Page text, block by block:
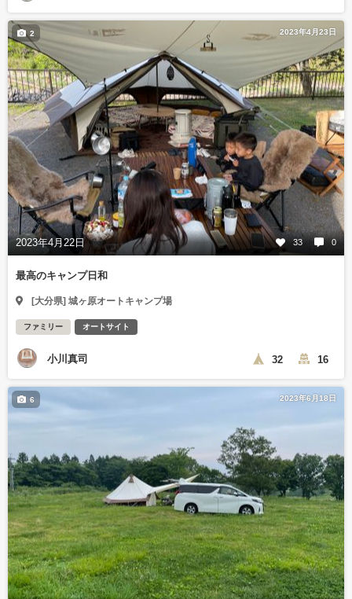
2023年4月23日
2023年4月22日 33 0
2
最高のキャンプ日和
[大分県] 城ヶ原オートキャンプ場
ファミリー オートサイト
小川真司 32 16
2023年6月18日
6